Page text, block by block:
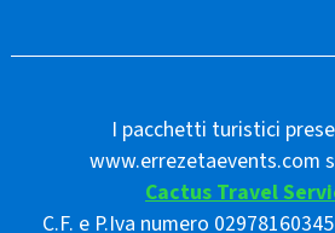
I pacchetti turistici
www.errezetaevents.com
Cactus Travel
C.F. e P.Iva numero